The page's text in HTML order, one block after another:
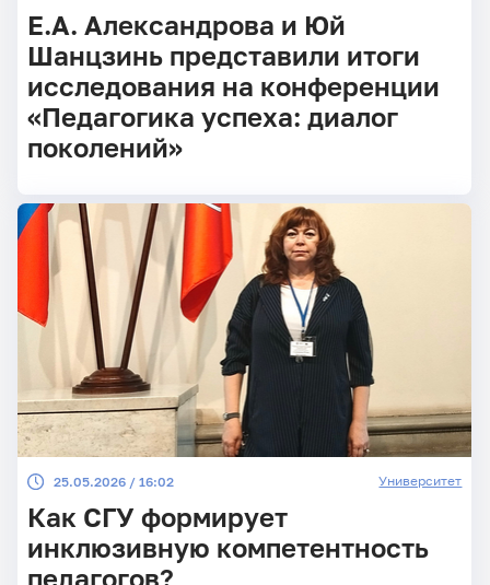
Е.А. Александрова и Юй
Шанцзинь представили итоги
исследования на конференции
«Педагогика успеха: диалог
поколений»
25.05.2026 / 16:02 Университет
Как СГУ формирует
инклюзивную компетентность
педагогов?